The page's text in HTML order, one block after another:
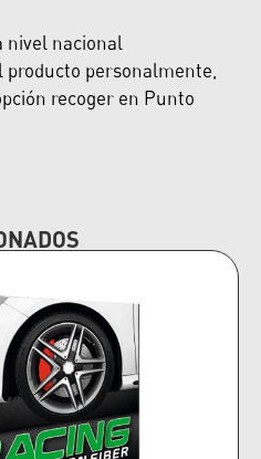
nivel nacional
producto personalmente,
recoger en Punto